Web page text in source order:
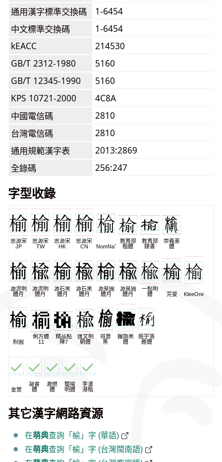
通用漢字標準交換碼
1-6454
中文標準交換碼
1-6454
kEACC
214530
GB/T 2312-1980
5160
GB/T 12345-1990
5160
KPS 10721-2000
4C8A
中國電信碼
2810
台灣電信碼
2810
通用規範漢字表
2013:2869
全錄碼
256:247
字型收錄
思源宋
JP
思源宋
TW
思源宋
HK
思源宋
CN
NomNaTong
教育部
楷體
教育部
隸書
崇羲篆
體
源流明
體月
源流明
體丹
源石黑
體月
源石黑
體丹
源泉圓
體月
源泉圓
體丹
一點明
體
芫荽 KleeOne
粉圓
俐方體
11
精品點
陣7
匯文明
朝體
得意
黑
饅頭黑
體
辰宇落
雁體
金萱
凝書
體
激燃
體
蘭陽
明體
李漢
港楷
其它漢字網路資源
在萌典查詢「榆」字 (華語)
在萌典查詢「榆」字 (台灣閩南語)